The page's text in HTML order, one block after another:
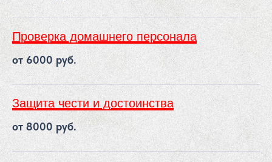
Проверка домашнего персонала
от 6000 руб.
Защита чести и достоинства
от 8000 руб.